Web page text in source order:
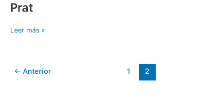
Prat
Prat
Leer más »
← Anterior 1 2